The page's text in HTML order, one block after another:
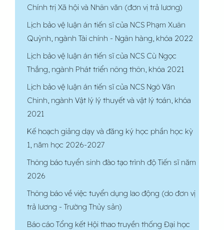
Chính trị Xã hội và Nhân văn (đơn vị trả lương)
Lịch bảo vệ luận án tiến sĩ của NCS Phạm Xuân
Quỳnh, ngành Tài chính - Ngân hàng, khóa 2022
Lịch bảo vệ luận án tiến sĩ của NCS Cù Ngọc
Thắng, ngành Phát triển nông thôn, khóa 2021
Lịch bảo vệ luận án tiến sĩ của NCS Ngô Văn
Chinh, ngành Vật lý lý thuyết và vật lý toán, khóa
2021
Kế hoạch giảng dạy và đăng ký học phần học kỳ
1, năm học 2026-2027
Thông báo tuyển sinh đào tạo trình độ Tiến sĩ năm
2026
Thông báo về việc tuyển dụng lao động (do đơn vị
trả lương - Trường Thủy sản)
Báo cáo Tổng kết Hội thao truyền thống Đại học